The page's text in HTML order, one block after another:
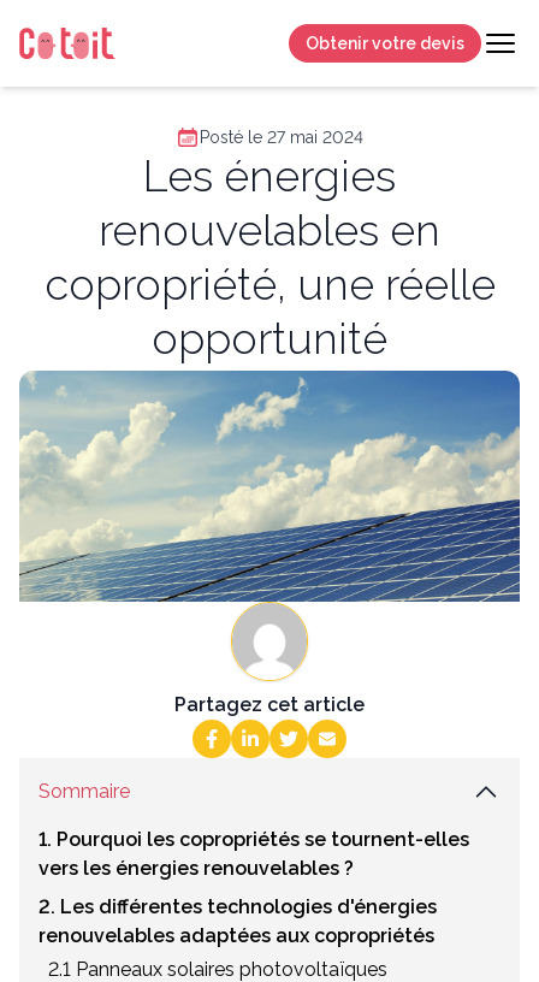
Obtenir votre devis
Posté le 27 mai 2024
Les énergies
renouvelables en
copropriété, une réelle
opportunité
Partagez cet article
Sommaire
1. Pourquoi les copropriétés se tournent-elles
vers les énergies renouvelables ?
2. Les différentes technologies d'énergies
renouvelables adaptées aux copropriétés
2.1 Panneaux solaires photovoltaïques